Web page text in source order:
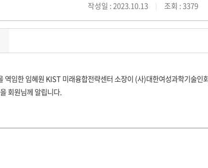
작성일 : 2023.10.13 조회 : 3379
역임한 임혜원 KIST 미래융합전략센터 소장이 (사)대한여성과학기술인
회원님께 알립니다.